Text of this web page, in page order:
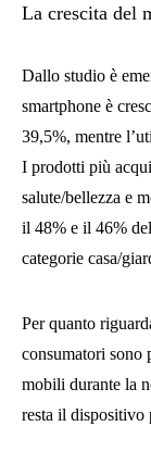
La crescita del
Dallo studio è
smartphone è
39,5%, mentre
I prodotti più
salute/bellezza e
il 48% e il 46%
categorie casa/
Per quanto
consumatori sono
mobili durante la
resta il dispositivo